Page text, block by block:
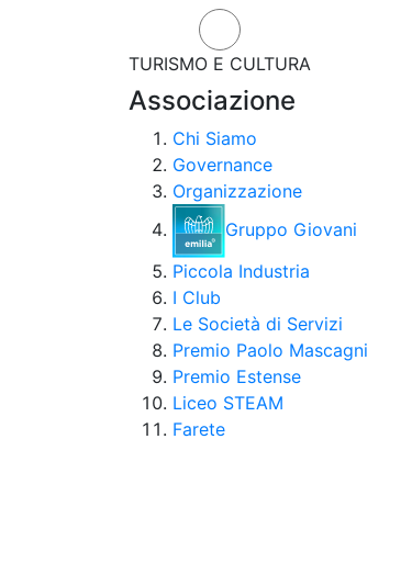
TURISMO E CULTURA
Associazione
Chi Siamo
Governance
Organizzazione
Gruppo Giovani
Piccola Industria
I Club
Le Società di Servizi
Premio Paolo Mascagni
Premio Estense
Liceo STEAM
Farete